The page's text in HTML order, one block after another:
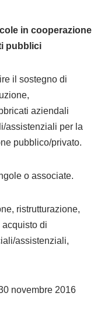
in cooperazione
pubblici
il sostegno di
aziendali
assistenziali per la
pubblico/privato.
o associate.
ristrutturazione,
di
assistenziali,
novembre 2016